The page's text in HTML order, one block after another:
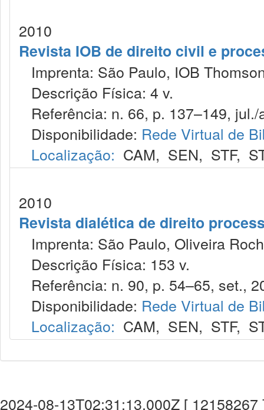
2010
Revista IOB de direito civil e
Imprenta: São Paulo, IOB
Descrição Física: 4 v.
Referência: n. 66, p. 137–149, jul./
Disponibilidade: Rede Virtual de
Localização: CAM, SEN, STF,
2010
Revista dialética de direito
Imprenta: São Paulo, Oliveira
Descrição Física: 153 v.
Referência: n. 90, p. 54–65, set.,
Disponibilidade: Rede Virtual de
Localização: CAM, SEN, STF,
2024-08-13T02:31:13.000Z [ 12158267